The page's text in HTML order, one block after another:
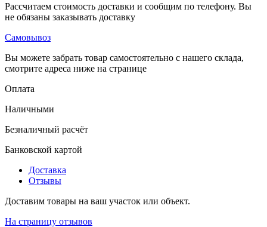
Рассчитаем стоимость доставки и сообщим по телефону. Вы
не обязаны заказывать доставку
Самовывоз
Вы можете забрать товар самостоятельно с нашего склада,
смотрите адреса ниже на странице
Оплата
Наличными
Безналичный расчёт
Банковской картой
Доставка
Отзывы
Доставим товары на ваш участок или объект.
На страницу отзывов